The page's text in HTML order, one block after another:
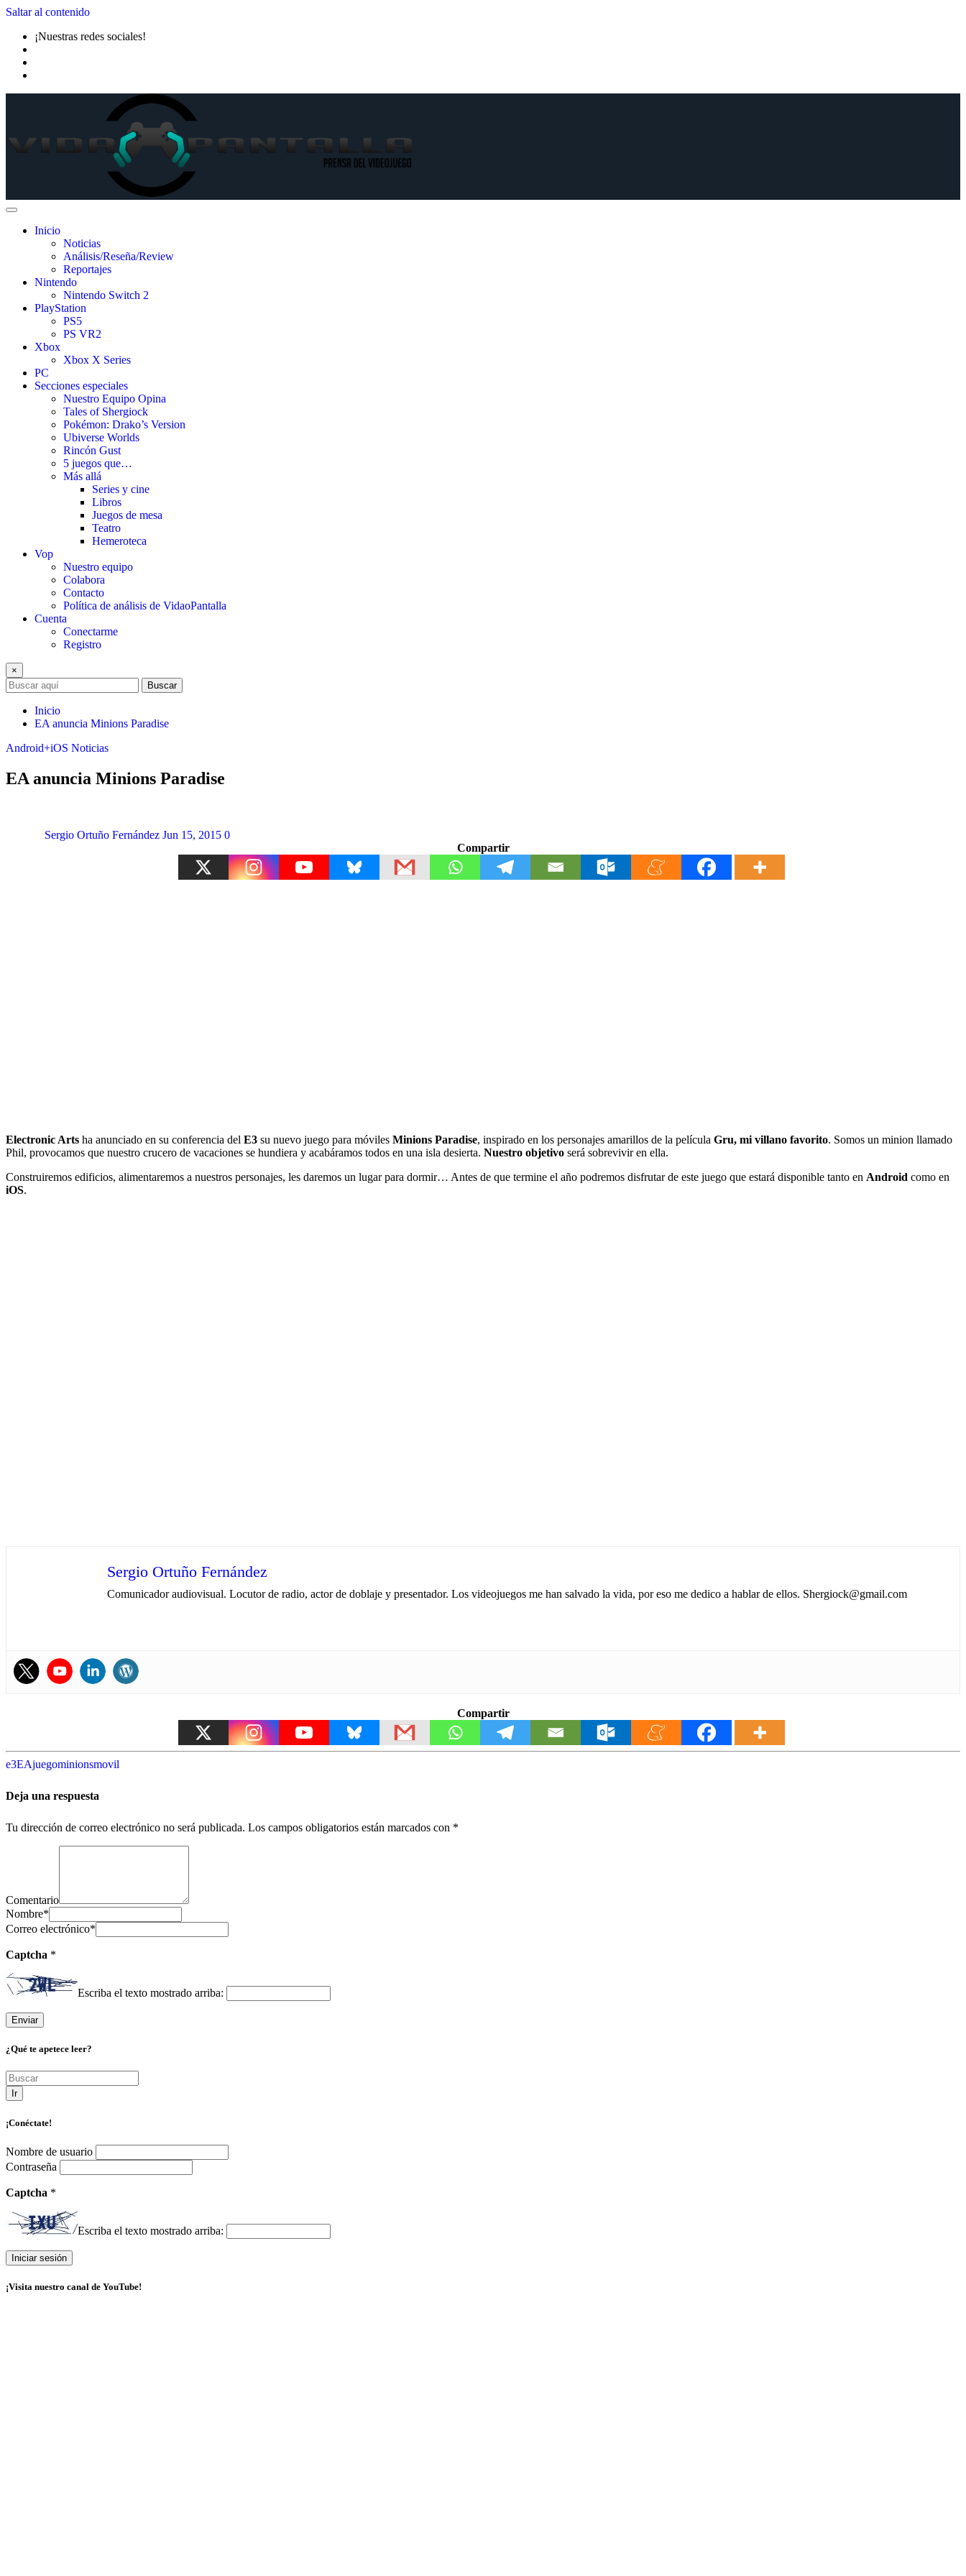
Saltar al contenido
¡Nuestras redes sociales!
Inicio
Noticias
Análisis/Reseña/Review
Reportajes
Nintendo
Nintendo Switch 2
PlayStation
PS5
PS VR2
Xbox
Xbox X Series
PC
Secciones especiales
Nuestro Equipo Opina
Tales of Shergiock
Pokémon: Drako’s Version
Ubiverse Worlds
Rincón Gust
5 juegos que…
Más allá
Series y cine
Libros
Juegos de mesa
Teatro
Hemeroteca
Vop
Nuestro equipo
Colabora
Contacto
Política de análisis de VidaoPantalla
Cuenta
Conectarme
Registro
×
Buscar
Inicio
EA anuncia Minions Paradise
Android+iOS Noticias
EA anuncia Minions Paradise
Sergio Ortuño Fernández Jun 15, 2015 0
Compartir
Electronic Arts ha anunciado en su conferencia del E3 su nuevo juego para móviles Minions Paradise, inspirado en los personajes amarillos de la película Gru, mi villano favorito. Somos un minion llamado
Phil, provocamos que nuestro crucero de vacaciones se hundiera y acabáramos todos en una isla desierta. Nuestro objetivo será sobrevivir en ella.
Construiremos edificios, alimentaremos a nuestros personajes, les daremos un lugar para dormir… Antes de que termine el año podremos disfrutar de este juego que estará disponible tanto en Android como en
iOS.
Sergio Ortuño Fernández
Comunicador audiovisual. Locutor de radio, actor de doblaje y presentador. Los videojuegos me han salvado la vida, por eso me dedico a hablar de ellos. Shergiock@gmail.com
Compartir
e3EAjuegominionsmovil
Deja una respuesta
Tu dirección de correo electrónico no será publicada. Los campos obligatorios están marcados con *
Comentario
Nombre*
Correo electrónico*
Captcha *
Escriba el texto mostrado arriba:
¿Qué te apetece leer?
Ir
¡Conéctate!
Nombre de usuario
Contraseña
Captcha *
Escriba el texto mostrado arriba:
¡Visita nuestro canal de YouTube!